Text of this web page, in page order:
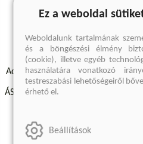
A keresett
Adatvédelmi szabályzatok
ÁSZF - Vásárlási feltételek
Szállítási információk
Ez a weboldal
Weboldalunk tartalmának
és a böngészési élmény
(cookie), illetve egyéb
használatára vonatkozó
testreszabási lehetőségeiről
érhető el.
Beállítások